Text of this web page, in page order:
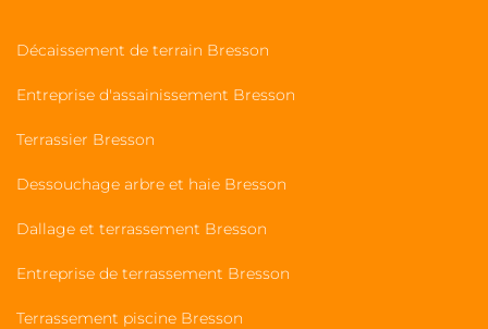
Décaissement de terrain Bresson
Entreprise d'assainissement Bresson
Terrassier Bresson
Dessouchage arbre et haie Bresson
Dallage et terrassement Bresson
Entreprise de terrassement Bresson
Terrassement piscine Bresson